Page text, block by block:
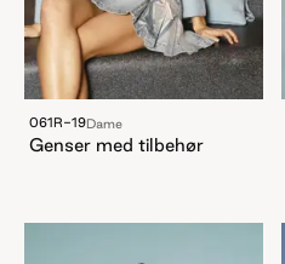
061R-19Dame
Genser med tilbehør